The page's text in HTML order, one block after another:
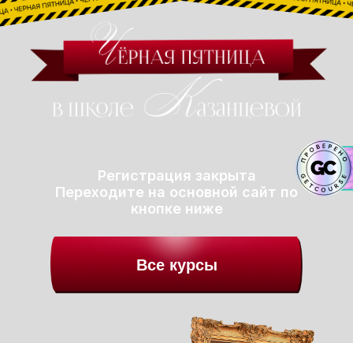
Регистрация закрыта
Переходите на основной сайт по
кнопке ниже
Все курсы